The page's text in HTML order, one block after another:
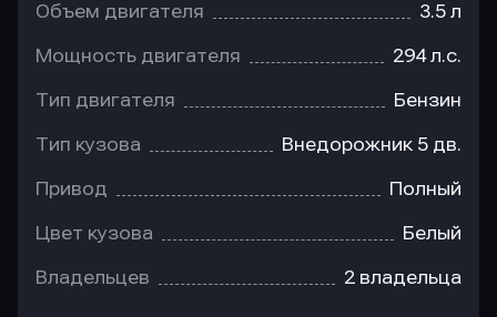
Объем двигателя 3.5 л
Мощность двигателя 294 л.с.
Тип двигателя Бензин
Тип кузова Внедорожник 5 дв.
Привод Полный
Цвет кузова Белый
Владельцев 2 владельца